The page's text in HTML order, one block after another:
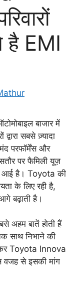
है EMI
बाजार में
सबसे ज़्यादा
परफॉर्मेंस और
पर फैमिली यूज़
आई है। Toyota की
के लिए रही है,
बढ़ाती है।
अहम बातें होती हैं
साथ निभाने की
Toyota Innova
वजह से इसकी मांग